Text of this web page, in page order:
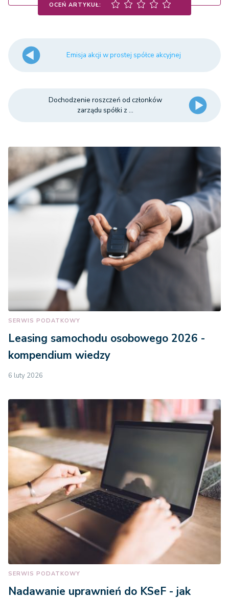
OCEŃ ARTYKUŁ:
Emisja akcji w prostej spółce akcyjnej
Dochodzenie roszczeń od członków
zarządu spółki z ...
SERWIS PODATKOWY
Leasing samochodu osobowego 2026 -
kompendium wiedzy
6 luty 2026
SERWIS PODATKOWY
Nadawanie uprawnień do KSeF - jak